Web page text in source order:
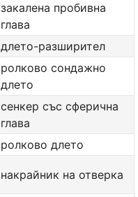
закалена пробивна
глава
длето-разширител
ролково сондажно
длето
сенкер със сферична
глава
ролково длето
накрайник на отверка